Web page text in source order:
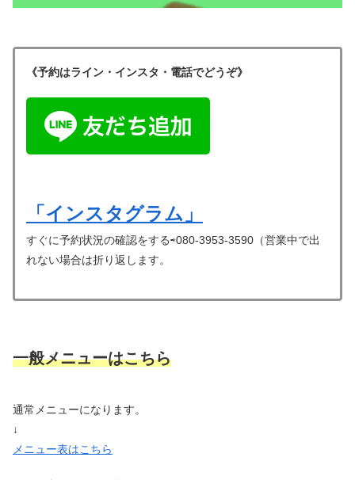
《予約はライン・インスタ・電話でどうぞ》
「インスタグラム」
すぐに予約状況の確認をする⇨080-3953-3590（営業中で出
れない場合は折り返します。
一般メニューはこちら
通常メニューになります。
↓
メニュー表はこちら